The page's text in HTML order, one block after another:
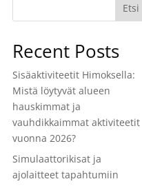
Etsi
Recent Posts
Sisäaktiviteetit Himoksella:
Mistä löytyvät alueen
hauskimmat ja
vauhdikkaimmat aktiviteetit
vuonna 2026?
Simulaattorikisat ja
ajolaitteet tapahtumiin